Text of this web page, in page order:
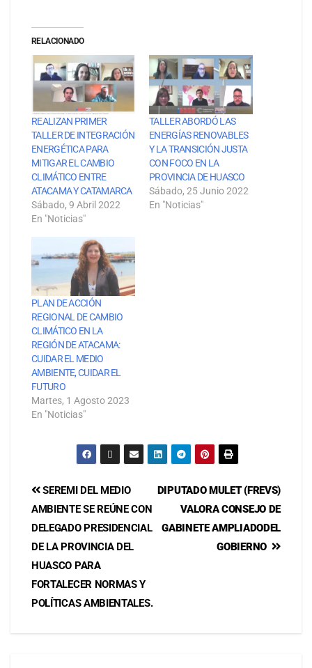
RELACIONADO
REALIZAN PRIMER
TALLER DE INTEGRACIÓN
ENERGÉTICA PARA
MITIGAR EL CAMBIO
CLIMÁTICO ENTRE
ATACAMA Y CATAMARCA
Sábado, 9 Abril 2022
En "Noticias"
TALLER ABORDÓ LAS
ENERGÍAS RENOVABLES
Y LA TRANSICIÓN JUSTA
CON FOCO EN LA
PROVINCIA DE HUASCO
Sábado, 25 Junio 2022
En "Noticias"
PLAN DE ACCIÓN
REGIONAL DE CAMBIO
CLIMÁTICO EN LA
REGIÓN DE ATACAMA:
CUIDAR EL MEDIO
AMBIENTE, CUIDAR EL
FUTURO
Martes, 1 Agosto 2023
En "Noticias"
DIPUTADO MULET (FREVS)
VALORA CONSEJO DE
GABINETE AMPLIADODEL
GOBIERNO
SEREMI DEL MEDIO
AMBIENTE SE REÚNE CON
DELEGADO PRESIDENCIAL
DE LA PROVINCIA DEL
HUASCO PARA
FORTALECER NORMAS Y
POLÍTICAS AMBIENTALES.